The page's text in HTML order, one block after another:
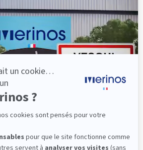
Découvrir
Française